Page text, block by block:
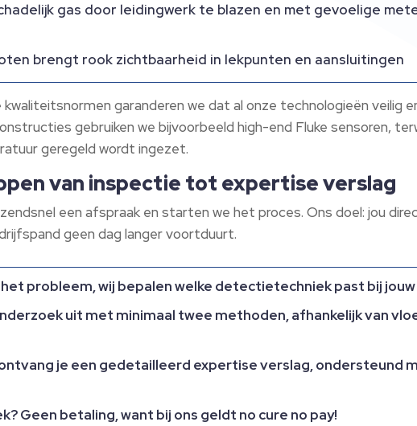
gas door leidingwerk te blazen en met gevoelige
brengt rook zichtbaarheid in lekpunten en aansluitingen
garanderen we dat al onze technologieën veilig
gebruiken we bijvoorbeeld high-end Fluke sensoren,
geregeld wordt ingezet.
van inspectie tot expertise verslag
een afspraak en starten we het proces. Ons doel: jou
geen dag langer voortduurt.
probleem, wij bepalen welke detectietechniek past bij
uit met minimaal twee methoden, afhankelijk van
je een gedetailleerd expertise verslag, ondersteund
Geen betaling, want bij ons geldt no cure no pay!